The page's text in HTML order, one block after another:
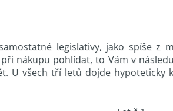
legislativy, jako spíše z
nákupu pohlídat, to Vám v
U všech tří letů dojde